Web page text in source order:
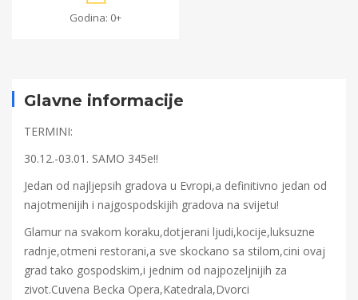
Godina: 0+
Glavne informacije
TERMINI:
30.12.-03.01. SAMO 345e!!
Jedan od najljepsih gradova u Evropi,a definitivno jedan od
najotmenijih i najgospodskijih gradova na svijetu!
Glamur na svakom koraku,dotjerani ljudi,kocije,luksuzne
radnje,otmeni restorani,a sve skockano sa stilom,cini ovaj
grad tako gospodskim,i jednim od najpozeljnijih za
zivot.Cuvena Becka Opera,Katedrala,Dvorci